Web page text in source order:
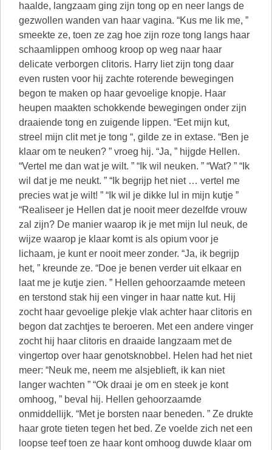
haalde, langzaam ging zijn tong op en neer langs de
gezwollen wanden van haar vagina. “Kus me lik me, ”
smeekte ze, toen ze zag hoe zijn roze tong langs haar
schaamlippen omhoog kroop op weg naar haar
delicate verborgen clitoris. Harry liet zijn tong daar
even rusten voor hij zachte roterende bewegingen
begon te maken op haar gevoelige knopje. Haar
heupen maakten schokkende bewegingen onder zijn
draaiende tong en zuigende lippen. “Eet mijn kut,
streel mijn clit met je tong “, gilde ze in extase. “Ben je
klaar om te neuken? ” vroeg hij. “Ja, ” hijgde Hellen.
“Vertel me dan wat je wilt. ” “Ik wil neuken. ” “Wat? ” “Ik
wil dat je me neukt. ” “Ik begrijp het niet … vertel me
precies wat je wilt! ” “Ik wil je dikke lul in mijn kutje ”
“Realiseer je Hellen dat je nooit meer dezelfde vrouw
zal zijn? De manier waarop ik je met mijn lul neuk, de
wijze waarop je klaar komt is als opium voor je
lichaam, je kunt er nooit meer zonder. “Ja, ik begrijp
het, ” kreunde ze. “Doe je benen verder uit elkaar en
laat me je kutje zien. ” Hellen gehoorzaamde meteen
en terstond stak hij een vinger in haar natte kut. Hij
zocht haar gevoelige plekje vlak achter haar clitoris en
begon dat zachtjes te beroeren. Met een andere vinger
zocht hij haar clitoris en draaide langzaam met de
vingertop over haar genotsknobbel. Helen had het niet
meer: “Neuk me, neem me alsjeblieft, ik kan niet
langer wachten ” “Ok draai je om en steek je kont
omhoog, ” beval hij. Hellen gehoorzaamde
onmiddellijk. “Met je borsten naar beneden. ” Ze drukte
haar grote tieten tegen het bed. Ze voelde zich net een
loopse teef toen ze haar kont omhoog duwde klaar om